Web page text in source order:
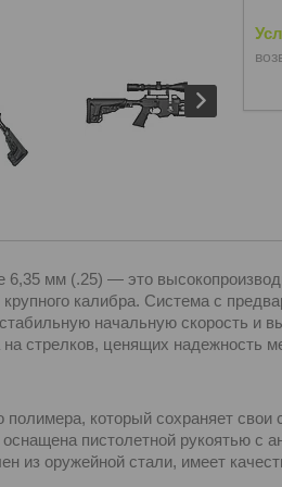
6,35 мм (.25) — это
калибра. Система с
начальную скорость и
стрелков, ценящих надежность
который сохраняет свои
пистолетной рукоятью с
из оружейной стали, имеет